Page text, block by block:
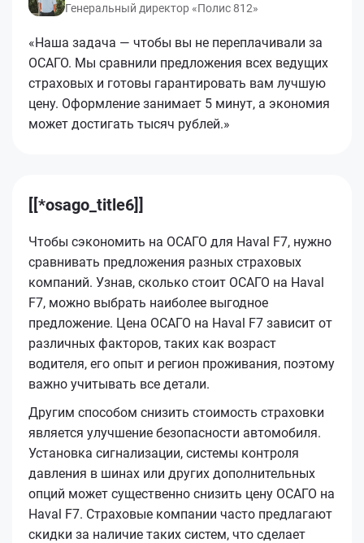
Генеральный директор «Полис 812»
«Наша задача — чтобы вы не переплачивали за
ОСАГО. Мы сравнили предложения всех ведущих
страховых и готовы гарантировать вам лучшую
цену. Оформление занимает 5 минут, а экономия
может достигать тысяч рублей.»
[[*osago_title6]]
Чтобы сэкономить на ОСАГО для Haval F7, нужно
сравнивать предложения разных страховых
компаний. Узнав, сколько стоит ОСАГО на Haval
F7, можно выбрать наиболее выгодное
предложение. Цена ОСАГО на Haval F7 зависит от
различных факторов, таких как возраст
водителя, его опыт и регион проживания, поэтому
важно учитывать все детали.
Другим способом снизить стоимость страховки
является улучшение безопасности автомобиля.
Установка сигнализации, системы контроля
давления в шинах или других дополнительных
опций может существенно снизить цену ОСАГО на
Haval F7. Страховые компании часто предлагают
скидки за наличие таких систем, что сделает